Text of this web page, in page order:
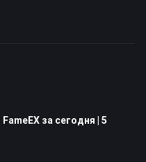
за сегодня | 5